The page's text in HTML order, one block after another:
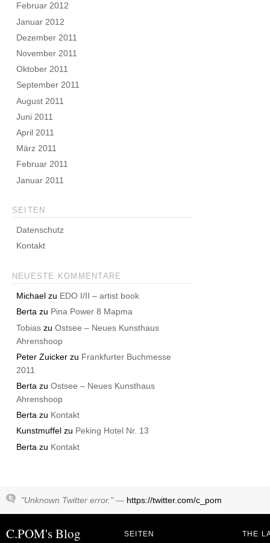
Februar 2012
Januar 2012
Dezember 2011
November 2011
Oktober 2011
September 2011
August 2011
Juni 2011
April 2011
März 2011
Februar 2011
Januar 2011
SEITEN
Datenschutz
Kontakt
NEUESTE KOMMENTARE
Michael zu EDO I/II – artist book
Berta zu Pina Power 8 Mapma
Tobias zuOstsee – Neues Kunsthaus
Ahrenshoop
Peter Zuicker zu Frankfurter Buchmesse
2011
Berta zuOstsee – Neues Kunsthaus
Ahrenshoop
Berta zu Kontakt
Kunstmuffel zu Peking Hotel Nr. 13
Berta zu Kontakt
"Unknown Twitter error." — https://twitter.com/c_pom
C.POM's Blog SEITEN THE